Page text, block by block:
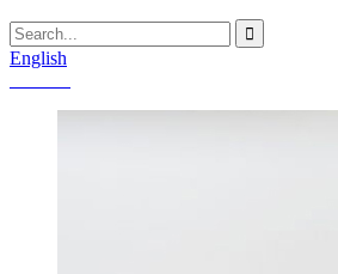
English